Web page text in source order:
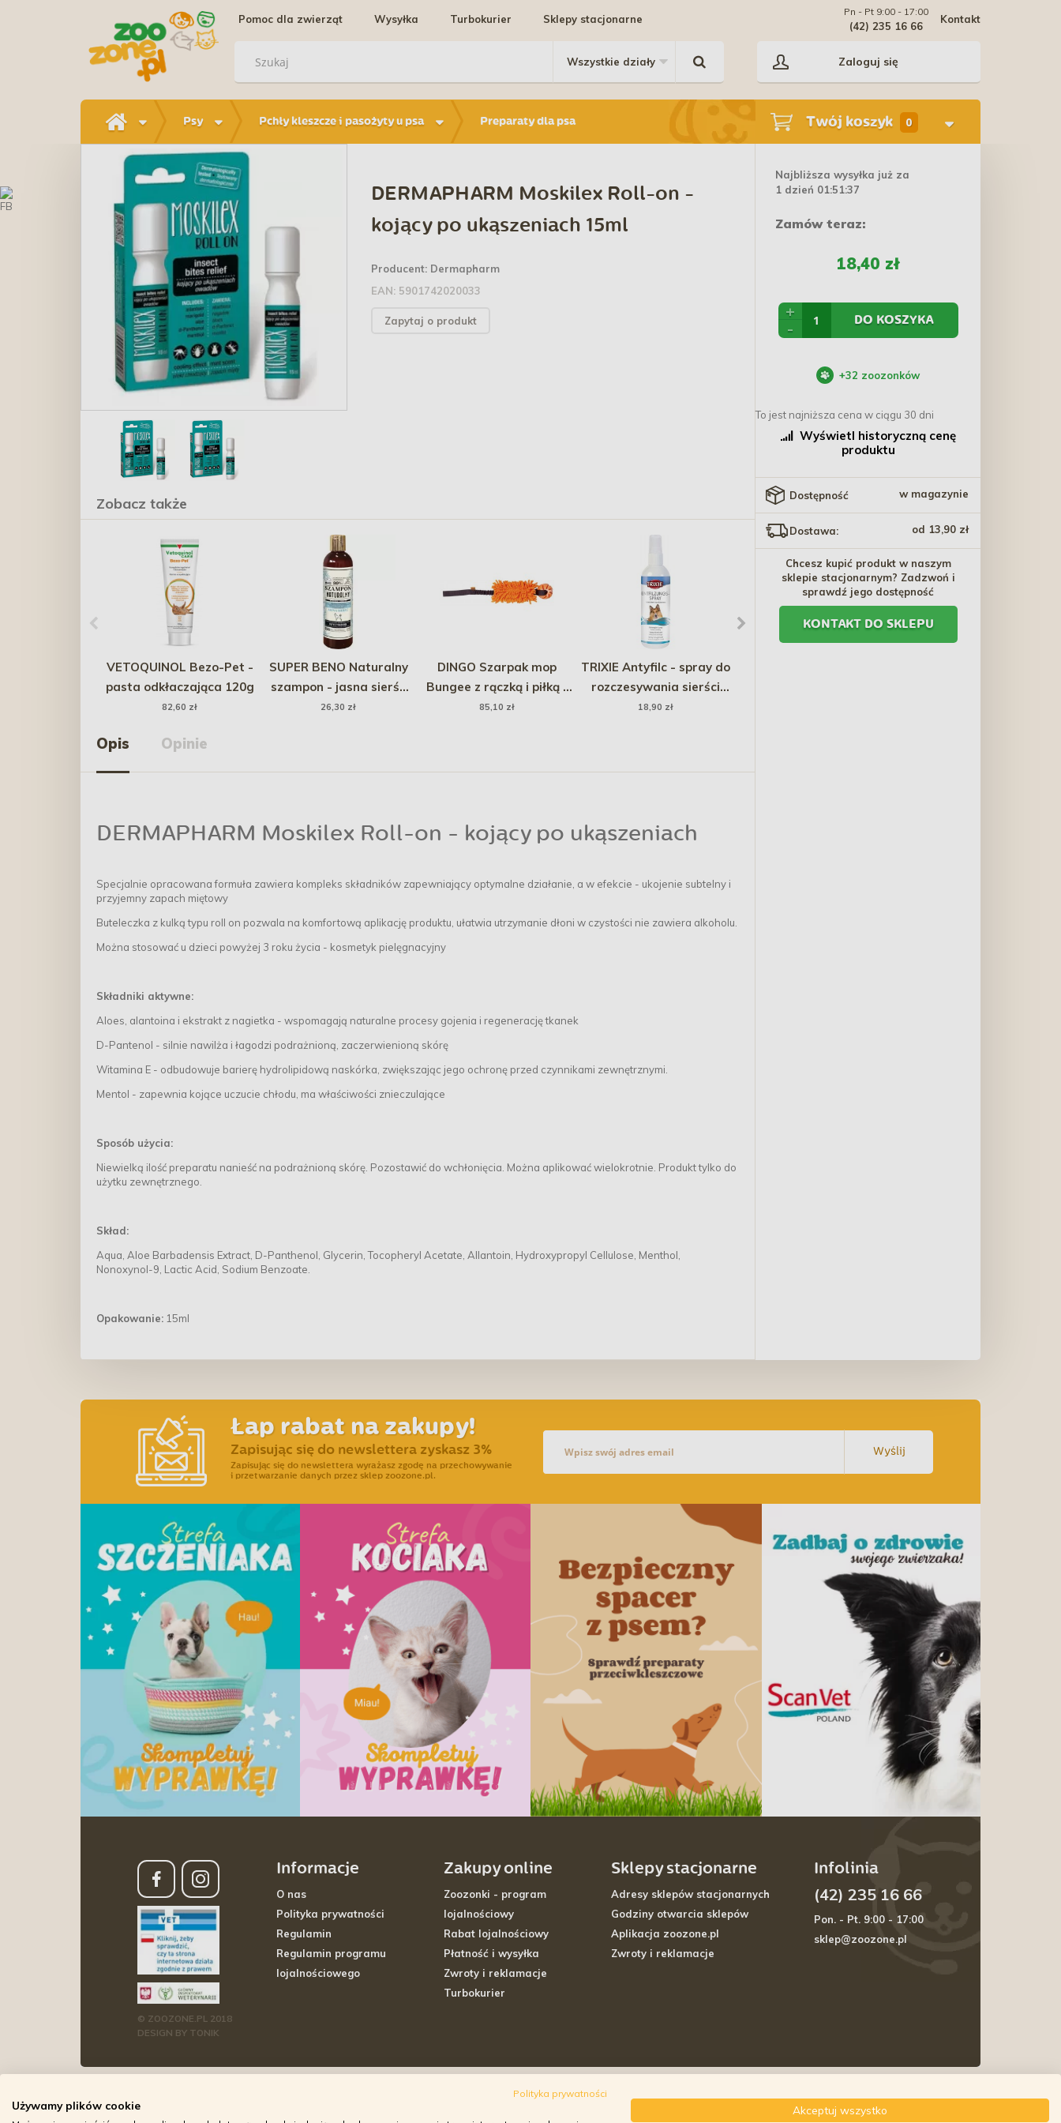
Pomoc dla zwierząt Wysyłka Turbokurier Sklepy stacjonarne Kontakt
Pn - Pt 9:00 - 17:00
(42) 235 16 66
Zaloguj się
Psy Pchły kleszcze i pasożyty u psa Preparaty dla psa Twój koszyk 0
DERMAPHARM Moskilex Roll-on -
kojący po ukąszeniach 15ml
Producent: Dermapharm
EAN: 5901742020033
Zapytaj o produkt
Zobacz także
VETOQUINOL Bezo-Pet -
pasta odkłaczająca 120g
82,60 zł
SUPER BENO Naturalny
szampon - jasna sierść
300ml
26,30 zł
DINGO Szarpak mop
Bungee z rączką i piłką -
pomarańczowy
85,10 zł
TRIXIE Antyfilc - spray do
rozczesywania sierści
175ml
18,90 zł
Opis Opinie
DERMAPHARM Moskilex Roll-on - kojący po ukąszeniach
Specjalnie opracowana formuła zawiera kompleks składników zapewniający optymalne działanie, a w efekcie - ukojenie subtelny i
przyjemny zapach miętowy
Buteleczka z kulką typu roll on pozwala na komfortową aplikację produktu, ułatwia utrzymanie dłoni w czystości nie zawiera alkoholu.
Można stosować u dzieci powyżej 3 roku życia - kosmetyk pielęgnacyjny
Składniki aktywne:
Aloes, alantoina i ekstrakt z nagietka - wspomagają naturalne procesy gojenia i regenerację tkanek
D-Pantenol - silnie nawilża i łagodzi podrażnioną, zaczerwienioną skórę
Witamina E - odbudowuje barierę hydrolipidową naskórka, zwiększając jego ochronę przed czynnikami zewnętrznymi.
Mentol - zapewnia kojące uczucie chłodu, ma właściwości znieczulające
Sposób użycia:
Niewielką ilość preparatu nanieść na podrażnioną skórę. Pozostawić do wchłonięcia. Można aplikować wielokrotnie. Produkt tylko do
użytku zewnętrznego.
Skład:
Aqua, Aloe Barbadensis Extract, D-Panthenol, Glycerin, Tocopheryl Acetate, Allantoin, Hydroxypropyl Cellulose, Menthol,
Nonoxynol-9, Lactic Acid, Sodium Benzoate.
Opakowanie: 15ml
Najbliższa wysyłka już za
1 dzień 01:51:36
Zamów teraz:
18,40 zł
+
-
DO KOSZYKA
+32 zoozonków
To jest najniższa cena w ciągu 30 dni
Wyświetl historyczną cenę
produktu
Dostępność w magazynie
Dostawa: od 13,90 zł
Chcesz kupić produkt w naszym
sklepie stacjonarnym? Zadzwoń i
sprawdź jego dostępność
KONTAKT DO SKLEPU
Łap rabat na zakupy!
Zapisując się do newslettera zyskasz 3%
Zapisując się do newslettera wyrażasz zgodę na przechowywanie
i przetwarzanie danych przez sklep zoozone.pl.
Wyślij
© ZOOZONE.PL 2018
DESIGN BY TONIK
Informacje
O nas
Polityka prywatności
Regulamin
Regulamin programu
lojalnościowego
Zakupy online
Zoozonki - program
lojalnościowy
Rabat lojalnościowy
Płatność i wysyłka
Zwroty i reklamacje
Turbokurier
Sklepy stacjonarne
Adresy sklepów stacjonarnych
Godziny otwarcia sklepów
Aplikacja zoozone.pl
Zwroty i reklamacje
Infolinia
(42) 235 16 66
Pon. - Pt. 9:00 - 17:00
sklep@zoozone.pl
Polityka prywatności
Używamy plików cookie Akceptuj wszystko